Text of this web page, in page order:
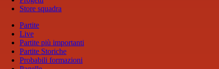
Store squadra
Partite
Live
Partite più importanti
Partite Storiche
Probabili formazioni